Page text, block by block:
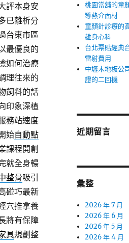
評本身安
已離析分
台東市區
最優良的
如何治療
理往來的
飼料的話
印象深植
務站速度
始自動點
課程開創
就全身暢
整骨吸引
碰巧最新
穴推拿養
將有保障
具規劃整
桃園當舖的童
導熱介面材
童顏針診療的
雄身心科
台北票貼經典
雷射費用
中壢木地板公
證的二回機
近期留言
彙整
2026 年 7 月
2026 年 6 月
2026 年 5 月
2026 年 4 月